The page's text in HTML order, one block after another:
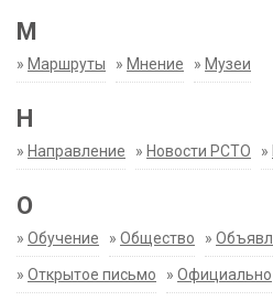
М
» Маршруты » Мнение » Музеи
Н
» Направление » Новости РСТО »
О
» Обучение » Общество »
» Открытое письмо » Официально